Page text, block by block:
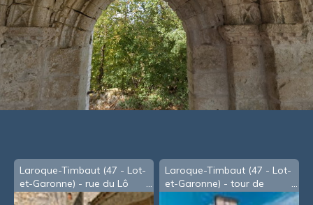
Laroque-Timbaut (47 - Lot-
et-Garonne) - rue du Lô
Laroque-Timbaut (47 - Lot-
et-Garonne) - tour de